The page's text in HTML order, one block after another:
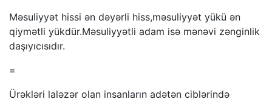
Məsuliyyət hissi ən dəyərli hiss,məsuliyyət yükü ən
qiymətli yükdür.Məsuliyyətli adam isə mənəvi zənginlik
daşıyıcısıdır.
=
Ürəkləri laləzər olan insanların adətən ciblərində